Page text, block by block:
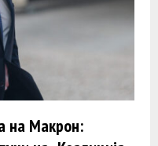
на Макрон: